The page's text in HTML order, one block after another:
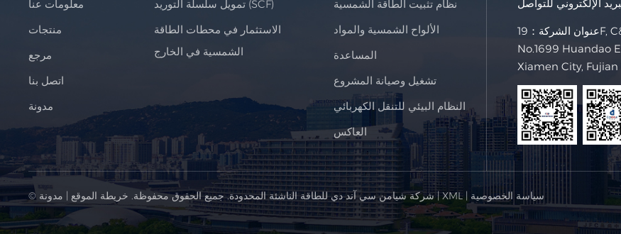
معلومات عنا
منتجات
مرجع
اتصل بنا
مدونة
تمويل سلسلة التوريد (SCF)
الاستثمار في محطات الطاقة
الشمسية في الخارج
نظام تثبيت الطاقة الشمسية
الألواح الشمسية والمواد
المساعدة
تشغيل وصيانة المشروع
النظام البيئي للتنقل الكهربائي
العاكس
عنوان الشركة：19F, C&D International Building,
No.1699 Huandao
Xiamen City, Fujian
© شركة شيامن سي آند دي للطاقة الناشئة المحدودة. جميع الحقوق محفوظة. خريطة الموقع مدونة |XML| سياسة الخصوصية